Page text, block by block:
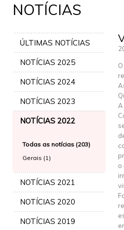
NOTÍCIAS
ÚLTIMAS NOTÍCIAS
NOTÍCIAS 2025
NOTÍCIAS 2024
NOTÍCIAS 2023
NOTÍCIAS 2022
Todas as notícias (203)
Gerais (1)
NOTÍCIAS 2021
NOTÍCIAS 2020
NOTÍCIAS 2019
o